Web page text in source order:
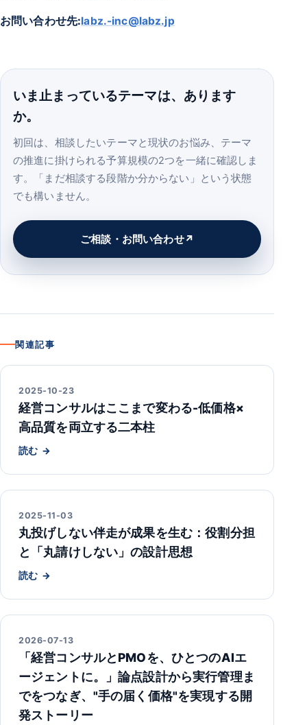
お問い合わせ先:labz.-inc@labz.jp
いま止まっているテーマは、あります
か。
初回は、相談したいテーマと現状のお悩み、テーマ
の推進に掛けられる予算規模の2つを一緒に確認しま
す。「まだ相談する段階か分からない」という状態
でも構いません。
ご相談・お問い合わせ
関連記事
2025-10-23
経営コンサルはここまで変わる-低価格×
高品質を両立する二本柱
読む
2025-11-03
丸投げしない伴走が成果を生む：役割分担
と「丸請けしない」の設計思想
読む
2026-07-13
「経営コンサルとPMOを、ひとつのAIエ
ージェントに。」論点設計から実行管理ま
でをつなぎ、"手の届く価格"を実現する開
発ストーリー